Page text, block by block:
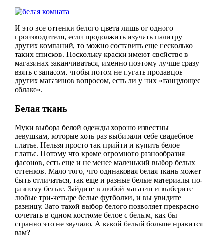
И это все оттенки белого цвета лишь от одного
производителя, если продолжить изучать палитру
других компаний, то можно составить еще несколько
таких списков. Поскольку краски имеют свойство в
магазинах заканчиваться, именно поэтому лучше сразу
взять с запасом, чтобы потом не пугать продавцов
других магазинов вопросом, есть ли у них «танцующее
облако».
Белая ткань
Муки выбора белой одежды хорошо известны
девушкам, которые хоть раз выбирали себе свадебное
платье. Нельзя просто так прийти и купить белое
платье. Потому что кроме огромного разнообразия
фасонов, есть еще и не менее маленький выбор белых
оттенков. Мало того, что одинаковая белая ткань может
быть отличаться, так еще и разные белые материалы по-
разному белые. Зайдите в любой магазин и выберите
любые три-четыре белые футболки, и вы увидите
разницу. Зато такой выбор белого позволяет прекрасно
сочетать в одном костюме белое с белым, как бы
странно это не звучало. А какой белый больше нравится
вам?